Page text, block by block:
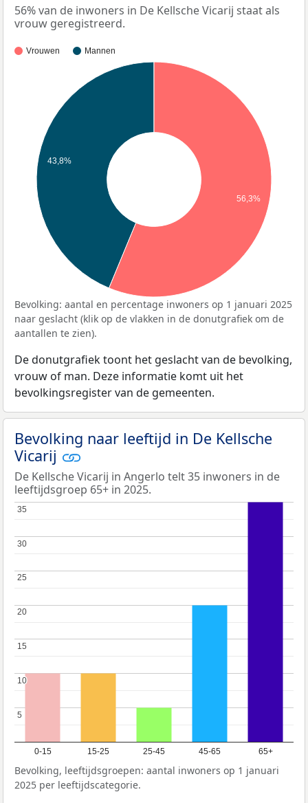
56% van de inwoners in De Kellsche Vicarij staat als
vrouw geregistreerd.
Vrouwen Mannen
43,8%
56,3%
Bevolking: aantal en percentage inwoners op 1 januari 2025
naar geslacht (klik op de vlakken in de donutgrafiek om de
aantallen te zien).
De donutgrafiek toont het geslacht van de bevolking,
vrouw of man. Deze informatie komt uit het
bevolkingsregister van de gemeenten.
Bevolking naar leeftijd in De Kellsche
Vicarij
De Kellsche Vicarij in Angerlo telt 35 inwoners in de
leeftijdsgroep 65+ in 2025.
0-15 15-25 25-45 45-65 65+
5
5
10
10
15
15
20
20
25
25
30
30
35
35
Bevolking, leeftijdsgroepen: aantal inwoners op 1 januari
2025 per leeftijdscategorie.